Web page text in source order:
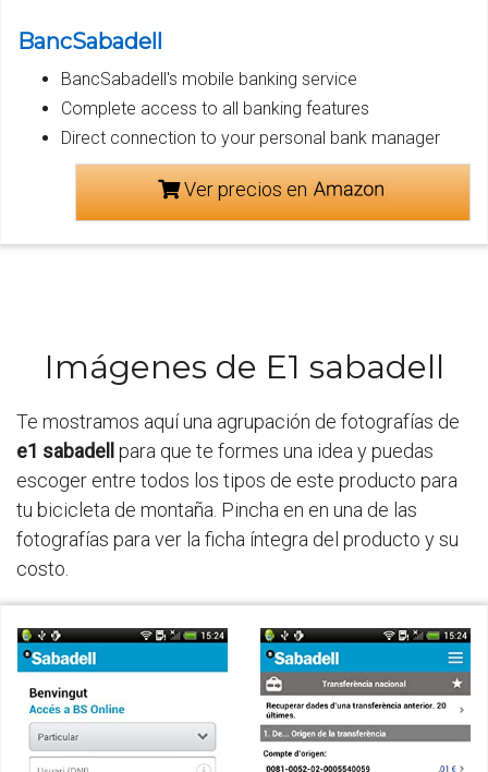
BancSabadell
BancSabadell's mobile banking service
Complete access to all banking features
Direct connection to your personal bank manager
Ver precios en
Imágenes de E1 sabadell
Te mostramos aquí una agrupación de fotografías de
e1 sabadell para que te formes una idea y puedas
escoger entre todos los tipos de este producto para
tu bicicleta de montaña. Pincha en en una de las
fotografías para ver la ficha íntegra del producto y su
costo.